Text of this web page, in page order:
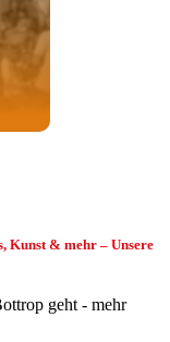
Kunst & mehr – Unsere
geht - mehr